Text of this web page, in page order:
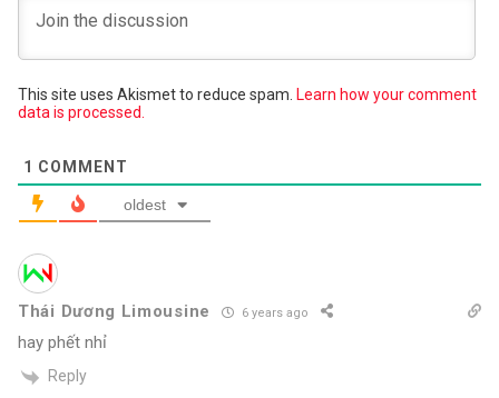
This site uses Akismet to reduce spam. Learn how your comment
data is processed.
1 COMMENT
oldest
Thái Dương Limousine 6 years ago
hay phết nhỉ
Reply